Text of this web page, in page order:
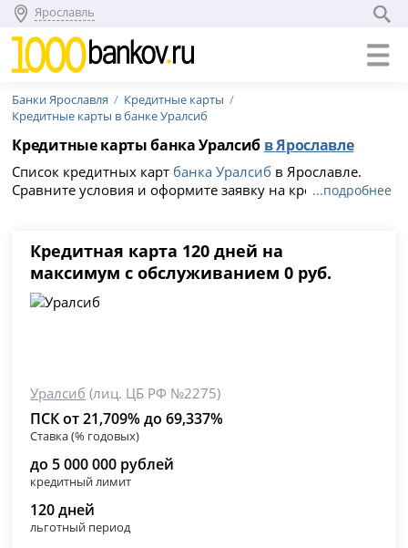
Ярославль
Банки Ярославля
Кредитные карты
Кредитные карты в банке Уралсиб
Кредитные карты банка Уралсиб в Ярославле
Список кредитных карт банка Уралсиб в Ярославле.
Сравните условия и оформите заявку на кредитку с
...подробнее
Кредитная карта 120 дней на
максимум с обслуживанием 0 руб.
Уралсиб (лиц. ЦБ РФ №2275)
ПСК от 21,709% до 69,337%
Ставка (% годовых)
до 5 000 000 рублей
кредитный лимит
120 дней
льготный период